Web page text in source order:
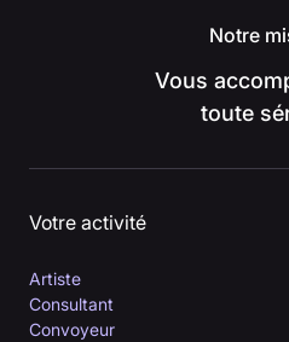
Notre
Vous
toute
Votre activité
Artiste
Consultant
Convoyeur